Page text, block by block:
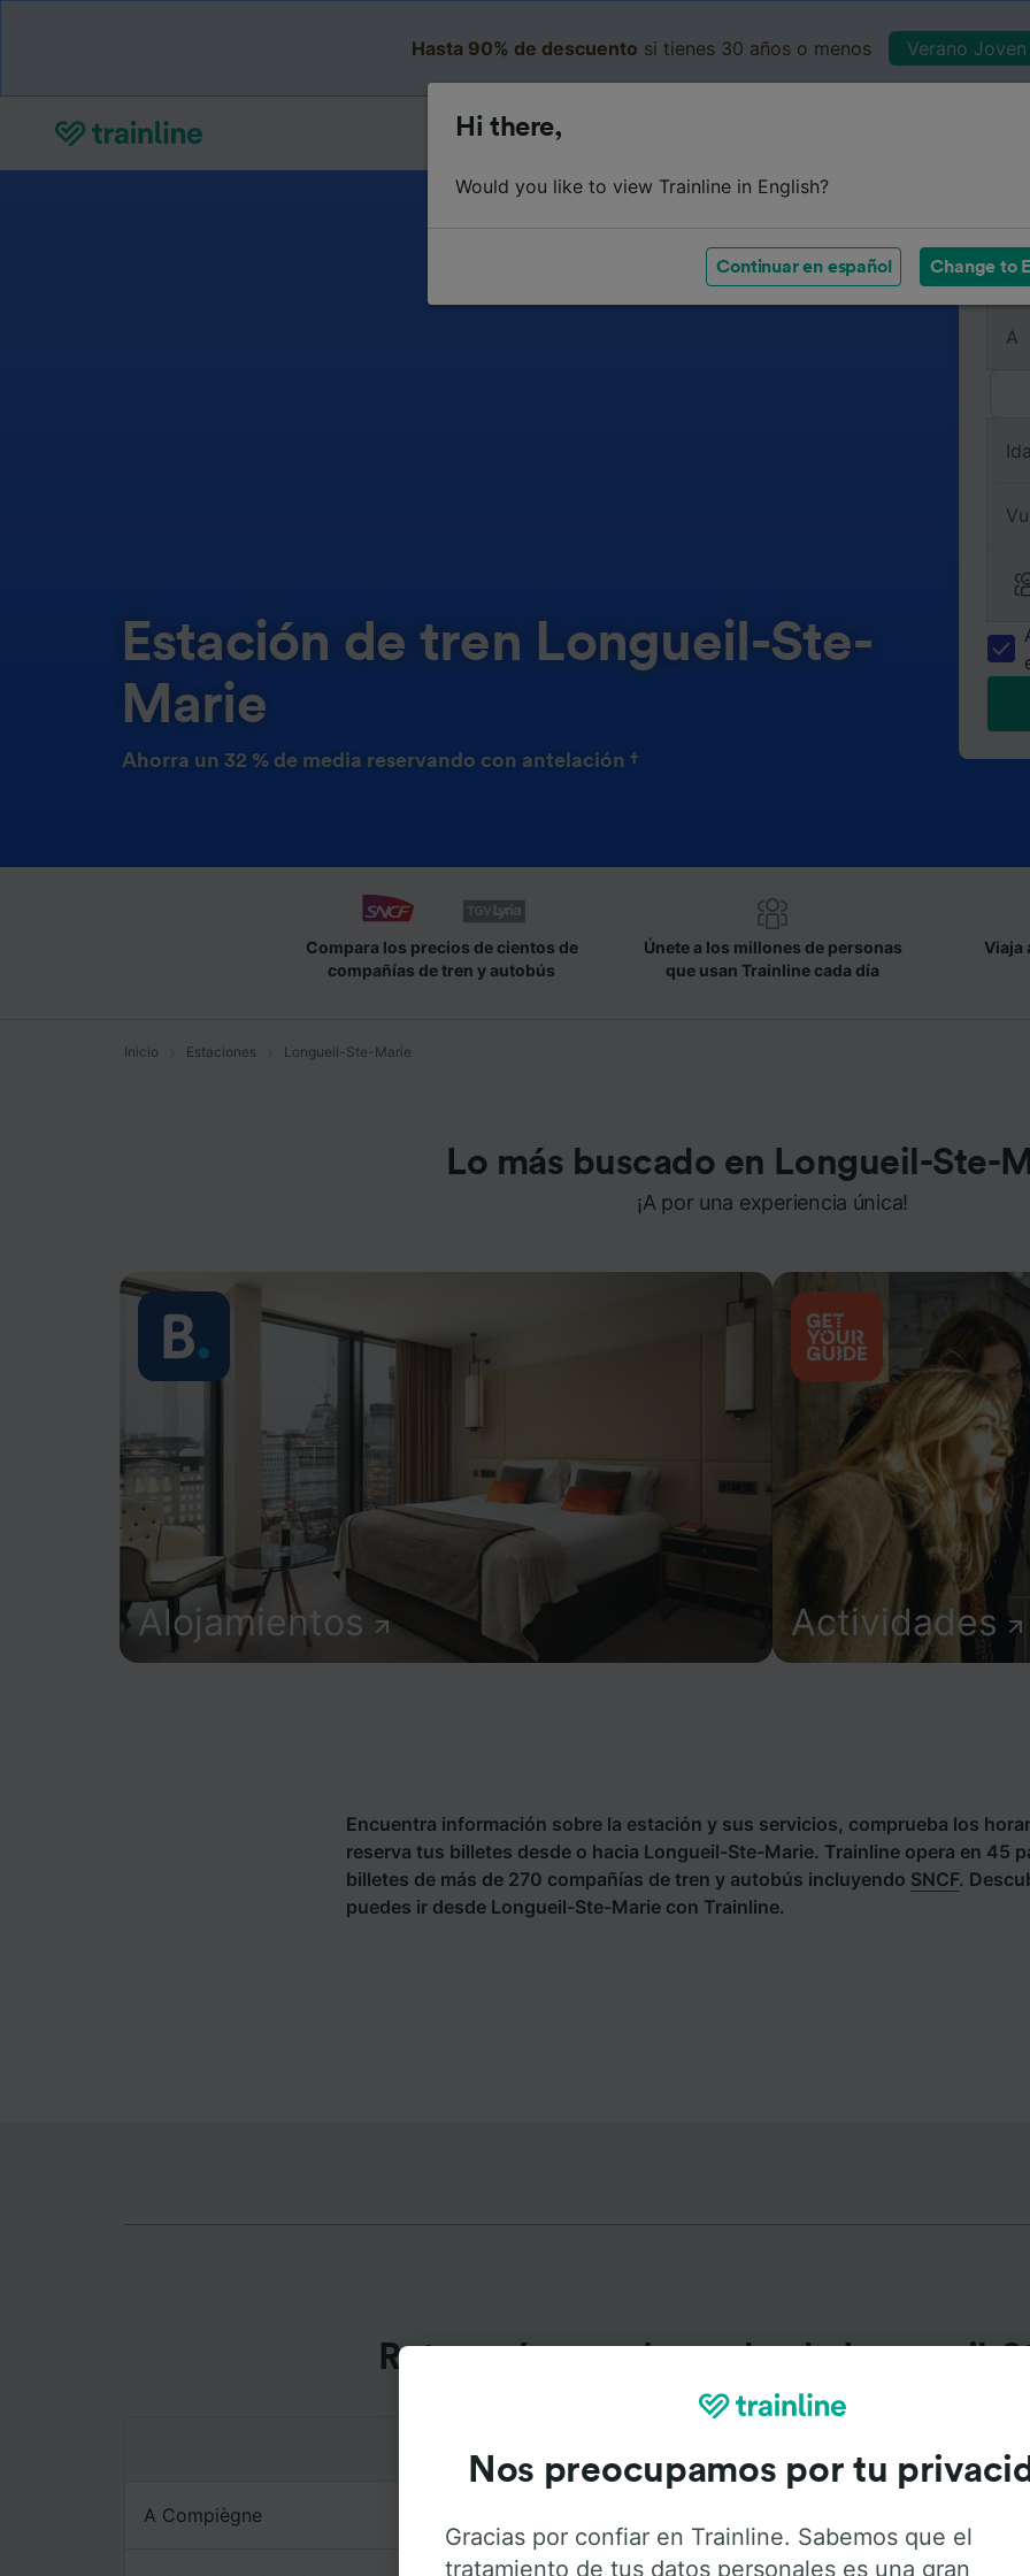
Hasta 90% de descuento si tienes 30 años o menos Verano
Estación de tren Longueil-Ste-
Marie
Ahorra un 32 % de media reservando con antelación †
De
A
Compara los precios de cientos de
compañías de tren y autobús
Únete a los millones de personas
que usan Trainline cada día
Viaja
Inicio Estaciones Longueil-Ste-Marie
Lo más buscado en Longueil-Ste-
¡A por una experiencia única!
Alojamientos Actividades
Encuentra información sobre la estación y sus servicios, comprueba los
reserva tus billetes desde o hacia Longueil-Ste-Marie. Trainline opera en 45
billetes de más de 270 compañías de tren y autobús incluyendo SNCF.
puedes ir desde Longueil-Ste-Marie con Trainline.
Rutas más populares desde Longueil-
A Compiègne
Hi there,
Would you like to view Trainline in English?
Continuar en español Change to
Nos preocupamos por tu
Gracias por confiar en Trainline. Sabemos que el
tratamiento de tus datos personales es una gran